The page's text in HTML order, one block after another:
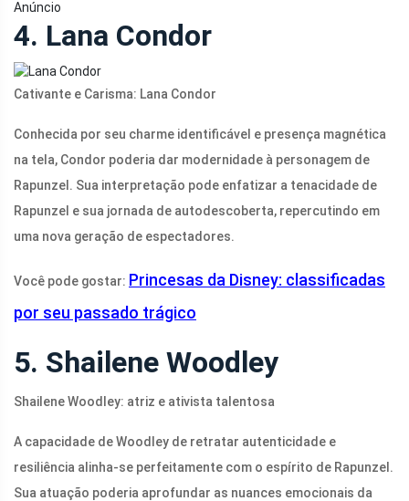
Anúncio
4. Lana Condor
Cativante e Carisma: Lana Condor
Conhecida por seu charme identificável e presença magnética
na tela, Condor poderia dar modernidade à personagem de
Rapunzel. Sua interpretação pode enfatizar a tenacidade de
Rapunzel e sua jornada de autodescoberta, repercutindo em
uma nova geração de espectadores.
Você pode gostar: Princesas da Disney: classificadas
por seu passado trágico
5. Shailene Woodley
Shailene Woodley: atriz e ativista talentosa
A capacidade de Woodley de retratar autenticidade e
resiliência alinha-se perfeitamente com o espírito de Rapunzel.
Sua atuação poderia aprofundar as nuances emocionais da